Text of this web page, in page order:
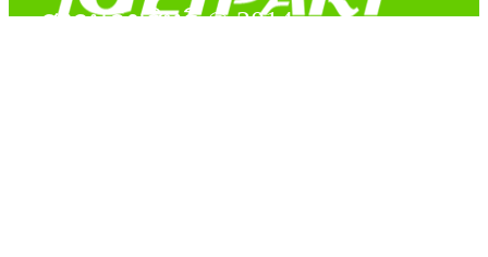
สงวนลิขสิทธิ์ © 2014